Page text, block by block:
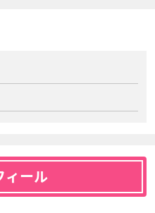
ィール